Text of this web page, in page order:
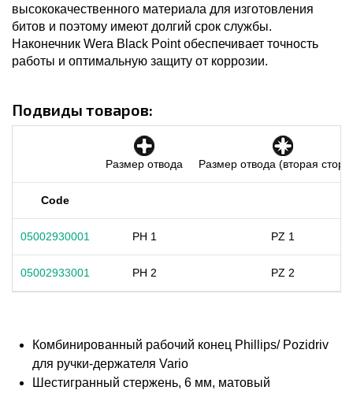
высококачественного материала для изготовления
битов и поэтому имеют долгий срок службы.
Наконечник Wera Black Point обеспечивает точность
работы и оптимальную защиту от коррозии.
Подвиды товаров:
Размер отвода Размер отвода (вторая
Code
05002930001 PH 1 PZ 1
05002933001 PH 2 PZ 2
Комбинированный рабочий конец Phillips/ Pozidriv
для ручки-держателя Vario
Шестигранный стержень, 6 мм, матовый